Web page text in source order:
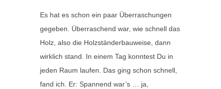
Es hat es schon ein paar Überraschungen
gegeben. Überraschend war, wie schnell das
Holz, also die Holzständerbauweise, dann
wirklich stand. In einem Tag konntest Du in
jeden Raum laufen. Das ging schon schnell,
fand ich. Er: Spannend war’s … ja,